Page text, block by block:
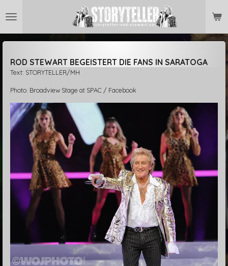
Hauptinhalt
springen
ROD STEWART BEGEISTERT DIE FANS IN SARATOGA
Text: STORYTELLER/MH
Photo: Broadview Stage at SPAC / Facebook